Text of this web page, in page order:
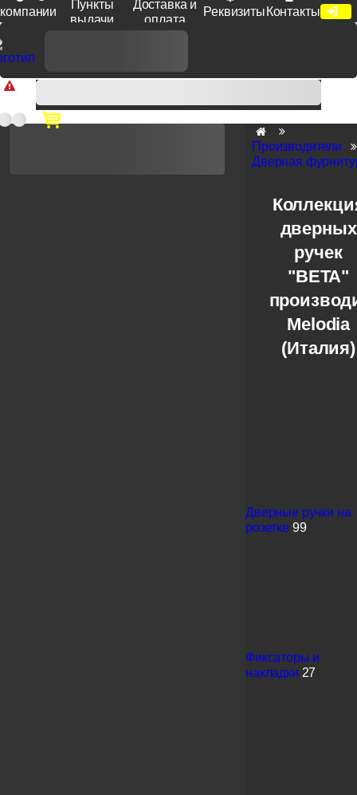
компании
Пункты
выдачи
Доставка и
оплата
Реквизиты Контакты
Доп. скидка от цен на сайте 7% при заказе от 50 тыс. руб
продукции Venezia, Fratelli, Tupai, Extreza, Melodia, Forme при
оплате по счету.
Производители
Дверная
дверных
ручек
"BETA"
Melodia
(Италия)
Дверные ручки на
розетке 99
Фиксаторы и
накладки 27